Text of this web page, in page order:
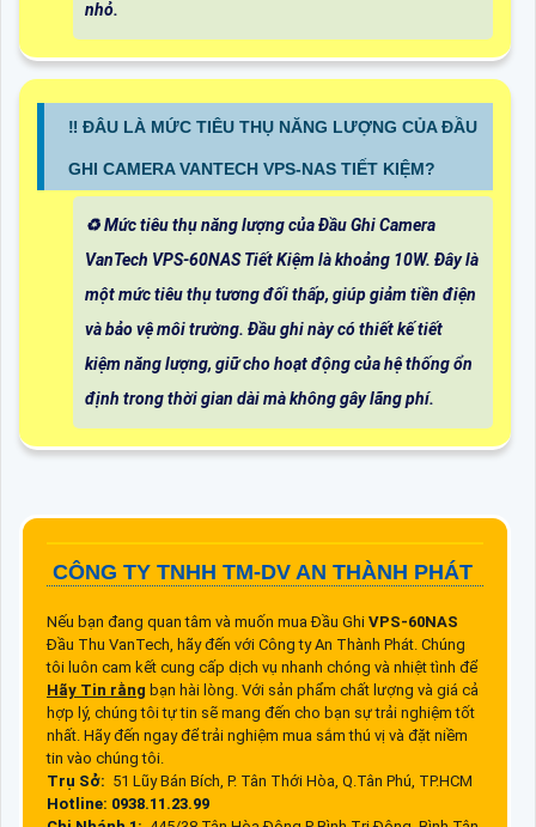
nhỏ.
‼️ ĐÂU LÀ MỨC TIÊU THỤ NĂNG LƯỢNG CỦA ĐẦU
GHI CAMERA VANTECH VPS-NAS TIẾT KIỆM?
♻️ Mức tiêu thụ năng lượng của Đầu Ghi Camera
VanTech VPS-60NAS Tiết Kiệm là khoảng 10W. Đây là
một mức tiêu thụ tương đối thấp, giúp giảm tiền điện
và bảo vệ môi trường. Đầu ghi này có thiết kế tiết
kiệm năng lượng, giữ cho hoạt động của hệ thống ổn
định trong thời gian dài mà không gây lãng phí.
CÔNG TY TNHH TM-DV AN THÀNH PHÁT
Nếu bạn đang quan tâm và muốn mua Đầu Ghi VPS-60NAS
Đầu Thu VanTech, hãy đến với Công ty An Thành Phát. Chúng
tôi luôn cam kết cung cấp dịch vụ nhanh chóng và nhiệt tình để
Hãy Tin rằng bạn hài lòng. Với sản phẩm chất lượng và giá cả
hợp lý, chúng tôi tự tin sẽ mang đến cho bạn sự trải nghiệm tốt
nhất. Hãy đến ngay để trải nghiệm mua sắm thú vị và đặt niềm
tin vào chúng tôi.
Trụ Sở: 51 Lũy Bán Bích, P. Tân Thới Hòa, Q.Tân Phú, TP.HCM
Hotline: 0938.11.23.99